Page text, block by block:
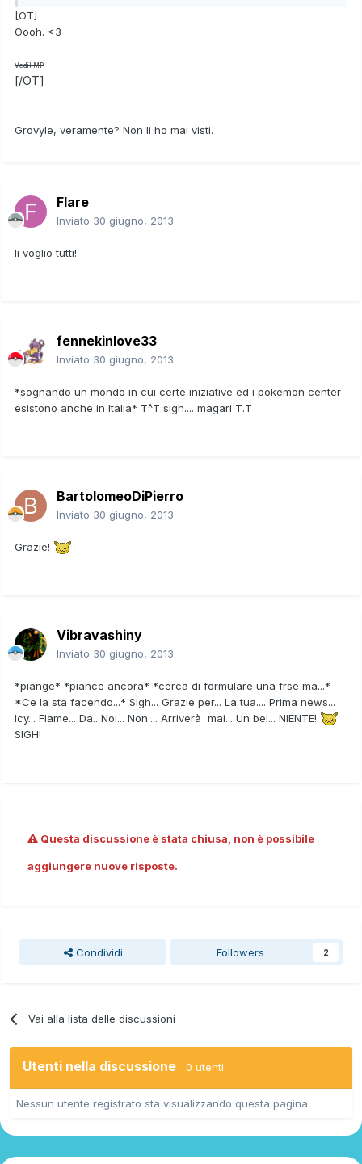
[OT]
Oooh. <3
Vedi l'MP
[/OT]
Grovyle, veramente? Non li ho mai visti.
Flare
Inviato 30 giugno, 2013
li voglio tutti!
fennekinlove33
Inviato 30 giugno, 2013
*sognando un mondo in cui certe iniziative ed i pokemon center
esistono anche in Italia* T^T sigh.... magari T.T
BartolomeoDiPierro
Inviato 30 giugno, 2013
Grazie!
Vibravashiny
Inviato 30 giugno, 2013
*piange* *piance ancora* *cerca di formulare una frse ma...*
*Ce la sta facendo...* Sigh... Grazie per... La tua.... Prima news...
Icy... Flame... Da.. Noi... Non.... Arriverà mai... Un bel... NIENTE!
SIGH!
Questa discussione è stata chiusa, non è possibile
aggiungere nuove risposte.
Condividi Followers 2
Vai alla lista delle discussioni
Utenti nella discussione 0 utenti
Nessun utente registrato sta visualizzando questa pagina.